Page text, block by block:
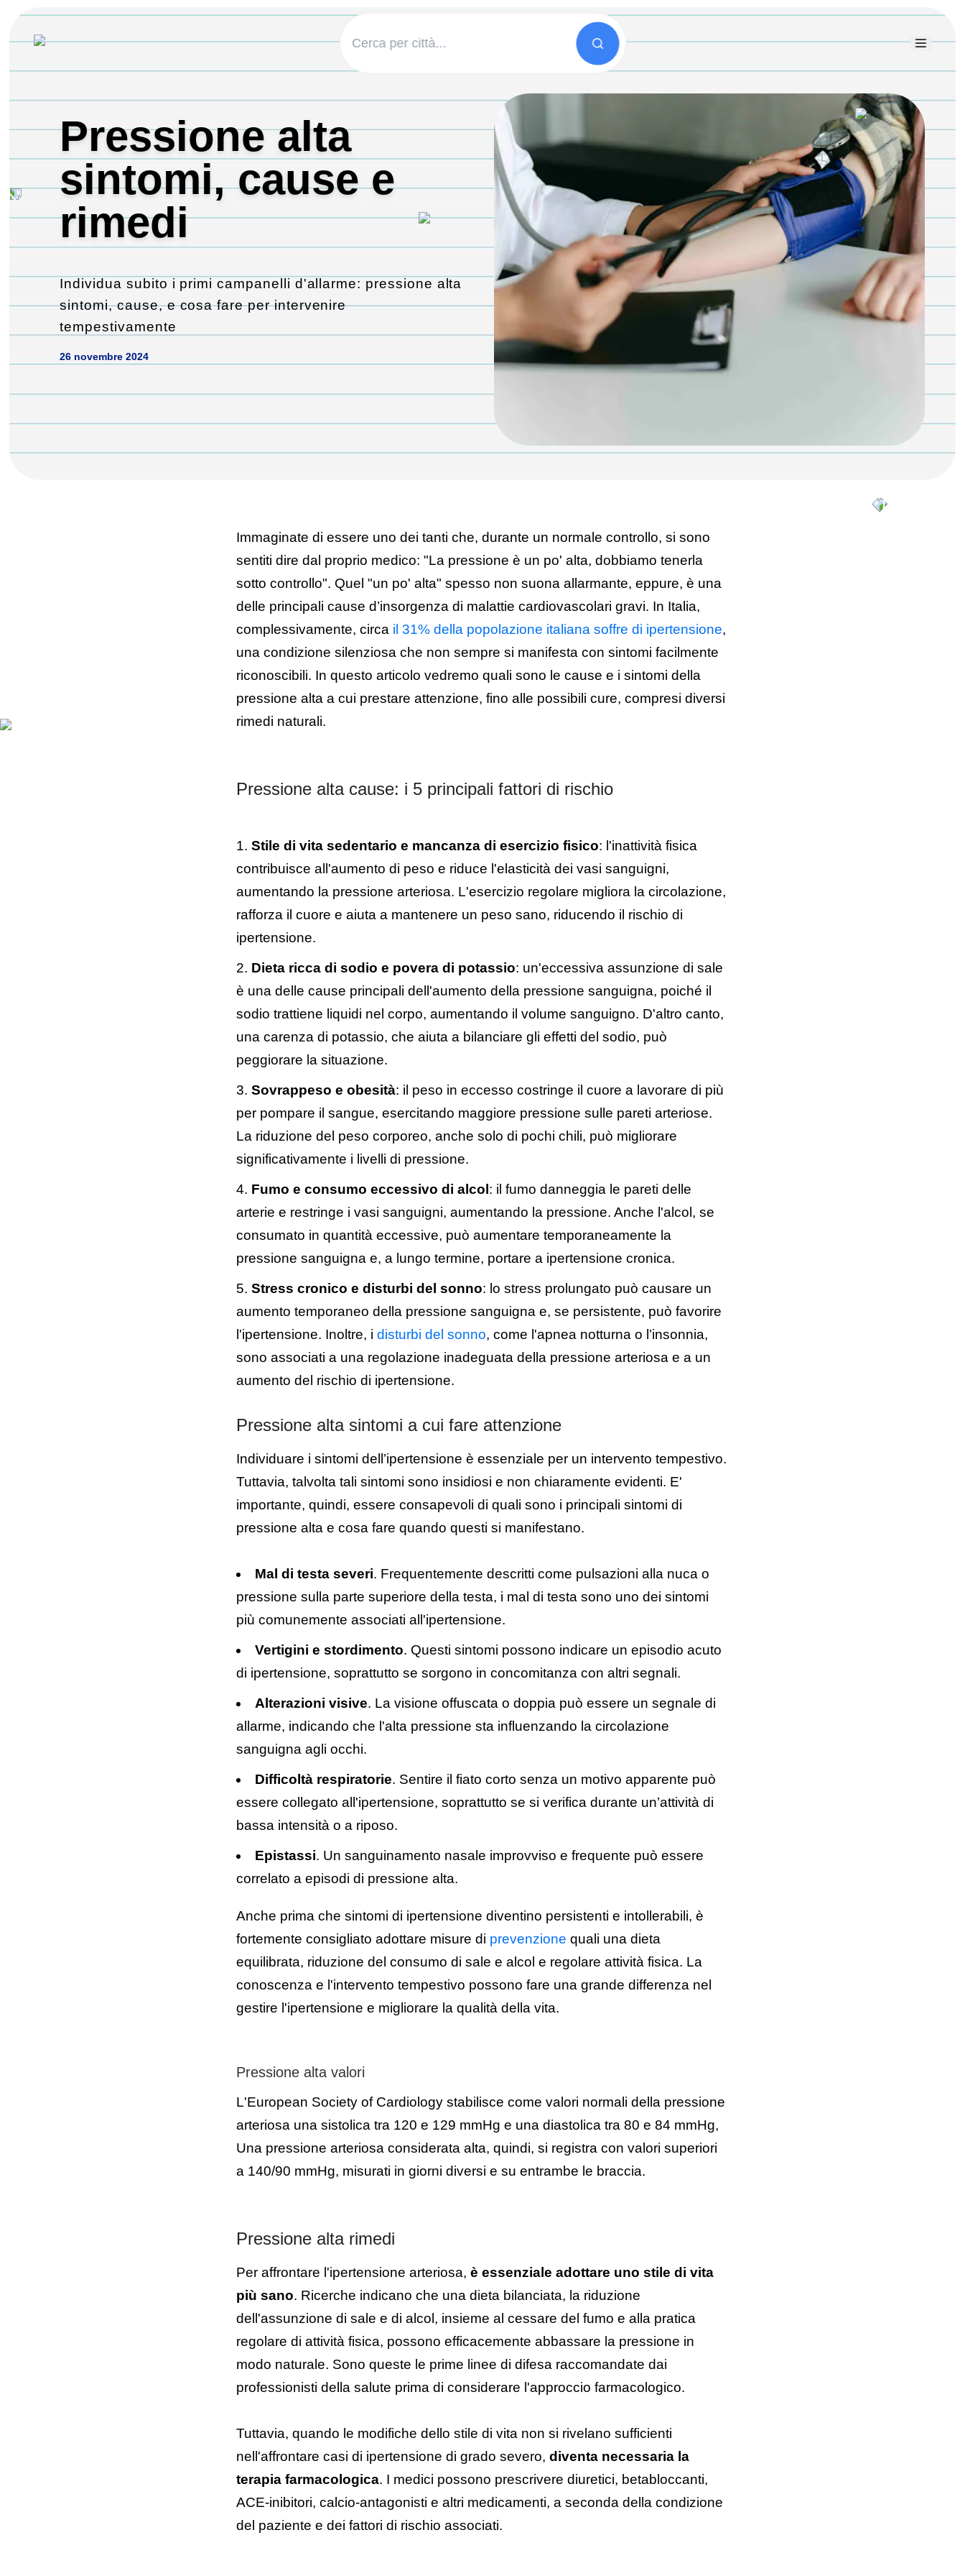
Blog
Pressione alta
sintomi, cause e
rimedi
Individua subito i primi campanelli d'allarme: pressione alta
sintomi, cause, e cosa fare per intervenire
tempestivamente
26 novembre 2024
Immaginate di essere uno dei tanti che, durante un normale controllo, si sono
sentiti dire dal proprio medico: "La pressione è un po' alta, dobbiamo tenerla
sotto controllo". Quel "un po' alta" spesso non suona allarmante, eppure, è una
delle principali cause d’insorgenza di malattie cardiovascolari gravi. In Italia,
complessivamente, circa il 31% della popolazione italiana soffre di ipertensione,
una condizione silenziosa che non sempre si manifesta con sintomi facilmente
riconoscibili. In questo articolo vedremo quali sono le cause e i sintomi della
pressione alta a cui prestare attenzione, fino alle possibili cure, compresi diversi
rimedi naturali.
Pressione alta cause: i 5 principali fattori di rischio
Stile di vita sedentario e mancanza di esercizio fisico: l 'inattività fisica
contribuisce all'aumento di peso e riduce l'elasticità dei vasi sanguigni,
aumentando la pressione arteriosa. L'esercizio regolare migliora la circolazione,
rafforza il cuore e aiuta a mantenere un peso sano, riducendo il rischio di
ipertensione.
Dieta ricca di sodio e povera di potassio: un'eccessiva assunzione di sale
è una delle cause principali dell'aumento della pressione sanguigna, poiché il
sodio trattiene liquidi nel corpo, aumentando il volume sanguigno. D'altro canto,
una carenza di potassio, che aiuta a bilanciare gli effetti del sodio, può
peggiorare la situazione.
Sovrappeso e obesità: i l peso in eccesso costringe il cuore a lavorare di più
per pompare il sangue, esercitando maggiore pressione sulle pareti arteriose.
La riduzione del peso corporeo, anche solo di pochi chili, può migliorare
significativamente i livelli di pressione.
Fumo e consumo eccessivo di alcol : i l fumo danneggia le pareti delle
arterie e restringe i vasi sanguigni, aumentando la pressione. Anche l'alcol, se
consumato in quantità eccessive, può aumentare temporaneamente la
pressione sanguigna e, a lungo termine, portare a ipertensione cronica.
Stress cronico e disturbi del sonno: lo stress prolungato può causare un
aumento temporaneo della pressione sanguigna e, se persistente, può favorire
l'ipertensione. Inoltre, idisturbi del sonno, come l'apnea notturna o l’insonnia,
sono associati a una regolazione inadeguata della pressione arteriosa e a un
aumento del rischio di ipertensione.
Pressione alta sintomi a cui fare attenzione
Individuare i sintomi dell’ipertensione è essenziale per un intervento tempestivo.
Tuttavia, talvolta tali sintomi sono insidiosi e non chiaramente evidenti. E'
importante, quindi, essere consapevoli di quali sono i principali sintomi di
pressione alta e cosa fare quando questi si manifestano.
Mal di testa severi. Frequentemente descritti come pulsazioni alla nuca o
pressione sulla parte superiore della testa, i mal di testa sono uno dei sintomi
più comunemente associati all'ipertensione.
Vertigini e stordimento. Questi sintomi possono indicare un episodio acuto
di ipertensione, soprattutto se sorgono in concomitanza con altri segnali.
Alterazioni visive. La visione offuscata o doppia può essere un segnale di
allarme, indicando che l'alta pressione sta influenzando la circolazione
sanguigna agli occhi.
Difficoltà respiratorie. Sentire il fiato corto senza un motivo apparente può
essere collegato all'ipertensione, soprattutto se si verifica durante un’attività di
bassa intensità o a riposo.
Epistassi. Un sanguinamento nasale improvviso e frequente può essere
correlato a episodi di pressione alta.
Anche prima che sintomi di ipertensione diventino persistenti e intollerabili, è
fortemente consigliato adottare misure di prevenzionequali una dieta
equilibrata, riduzione del consumo di sale e alcol e regolare attività fisica. La
conoscenza e l'intervento tempestivo possono fare una grande differenza nel
gestire l'ipertensione e migliorare la qualità della vita.
Pressione alta valori
L'European Society of Cardiology stabilisce come valori normali della pressione
arteriosa una sistolica tra 120 e 129 mmHg e una diastolica tra 80 e 84 mmHg,
Una pressione arteriosa considerata alta, quindi, si registra con valori superiori
a 140/90 mmHg, misurati in giorni diversi e su entrambe le braccia.
Pressione alta rimedi
Per affrontare l'ipertensione arteriosa,è essenziale adottare uno stile di vita
più sano. Ricerche indicano che una dieta bilanciata, la riduzione
dell'assunzione di sale e di alcol, insieme al cessare del fumo e alla pratica
regolare di attività fisica, possono efficacemente abbassare la pressione in
modo naturale. Sono queste le prime linee di difesa raccomandate dai
professionisti della salute prima di considerare l'approccio farmacologico.
Tuttavia, quando le modifiche dello stile di vita non si rivelano sufficienti
nell'affrontare casi di ipertensione di grado severo,diventa necessaria la
terapia farmacologica. I medici possono prescrivere diuretici, betabloccanti,
ACE-inibitori, calcio-antagonisti e altri medicamenti, a seconda della condizione
del paziente e dei fattori di rischio associati.